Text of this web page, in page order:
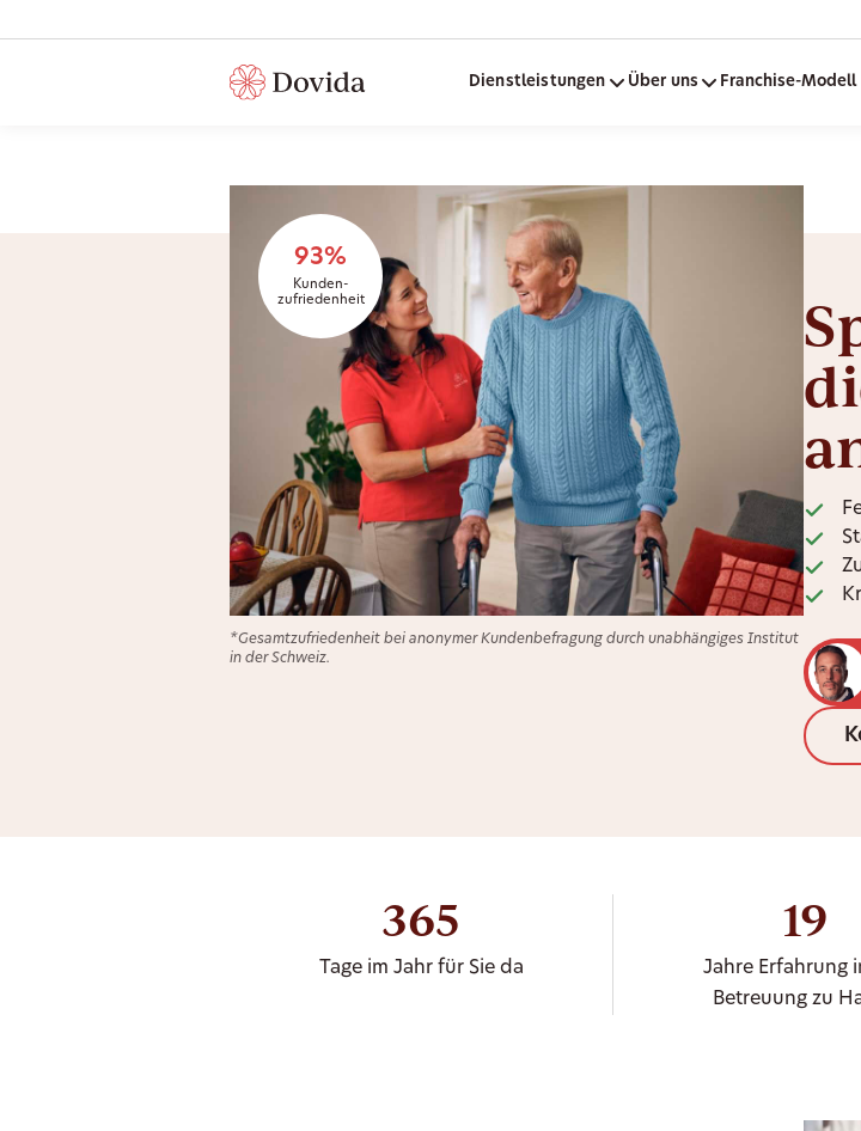
Dienstleistungen Über uns Franchise-Modell
93%
Kunden-
zufriedenheit
*Gesamtzufriedenheit bei anonymer Kundenbefragung durch unabhängiges Institut
in der Schweiz.
365
Tage im Jahr für Sie da
19
Jahre Erfahrung
Betreuung zu